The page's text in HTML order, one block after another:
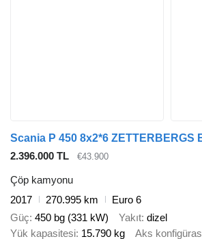
Scania P 450 8x2*6 ZETTERBERGS
2.396.000 TL
€43.900
Çöp kamyonu
2017
270.995 km
Euro 6
Güç 450 bg (331 kW) Yakıt dizel
Yük kapasitesi 15.790 kg Aks